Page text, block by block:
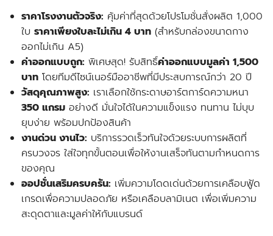
ราคาโรงงานตัวจริง: คุ้มค่าที่สุดด้วยโปรโมชั่นสั่งผลิต 1,000
ใบราคาเพียงใบละไม่เกิน 4 บาท (สำหรับกล่องขนาดกาง
ออกไม่เกิน A5)
ค่าออกแบบถูก: พิเศษสุด! รับสิทธิ์ค่าออกแบบมูลค่า 1,500
บาท โดยทีมดีไซน์เนอร์มืออาชีพที่มีประสบการณ์กว่า 20 ปี
วัสดุคุณภาพสูง: เราเลือกใช้กระดาษอาร์ตการ์ดความหนา
350 แกรม อย่างดี มั่นใจได้ในความแข็งแรง ทนทาน ไม่บุบ
ยุบง่าย พร้อมปกป้องสินค้า
งานด่วน งานไว: บริการรวดเร็วทันใจด้วยระบบการผลิตที่
ครบวงจร ใส่ใจทุกขั้นตอนเพื่อให้งานเสร็จทันตามกำหนดการ
ของคุณ
ออปชั่นเสริมครบครัน: เพิ่มความโดดเด่นด้วยการเคลือบฟู้ด
เกรดเพื่อความปลอดภัย หรือเคลือบลามิเนต เพื่อเพิ่มความ
สะดุดตาและมูลค่าให้กับแบรนด์